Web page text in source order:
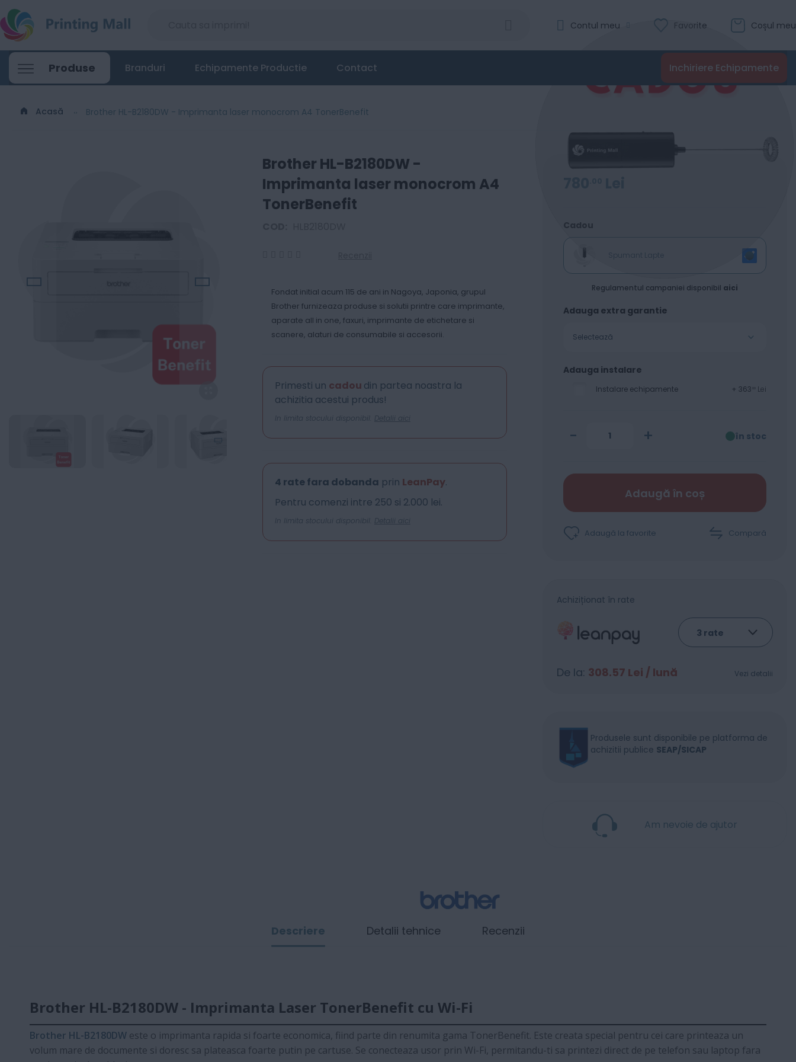
Coșul meu
Favorite
Contul meu
Produse Inchiriere Echipamente
Branduri Echipamente Productie Contact
Acasă Brother HL-B2180DW - Imprimanta laser monocrom A4 TonerBenefit
Brother HL-B2180DW -
Imprimanta laser monocrom A4
TonerBenefit
Fondat initial acum 115 de ani in Nagoya, Japonia, grupul
Brother furnizeaza produse si solutii printre care imprimante,
aparate all in one, faxuri, imprimante de etichetare si
scanere, alaturi de consumabile si accesorii.
Primesti un cadou din partea noastra la
achizitia acestui produs!
In limita stocului disponibil. Detalii aici
4 rate fara dobanda prin LeanPay.
Pentru comenzi intre 250 si 2.000 lei.
In limita stocului disponibil. Detalii aici
Cadou
Regulamentul campaniei disponibil aici
Adauga extra garantie
Selectează
Adauga instalare
Instalare echipamente + 363 Lei
- + în stoc
Adaugă în coș
Adaugă la favorite Compară
Achiziționat în rate
De la: 308.57 Lei / lună Vezi detalii
Produsele sunt disponibile pe platforma de
achizitii publice SEAP/SICAP
Am nevoie de ajutor
Brother HL-B2180DW - Imprimanta laser monocrom A4 TonerBenefit
Evaluare:
0
% of 100
Recenzii
780 00Lei Adaugă în coș
Descriere
Brother HL-B2180DW - Imprimanta Laser TonerBenefit cu Wi-Fi
Brother HL-B2180DW este o imprimanta rapida si foarte economica, fiind parte din renumita gama TonerBenefit. Este creata special pentru cei care printeaza un
volum mare de documente si doresc sa plateasca foarte putin pe cartuse. Se conecteaza usor prin Wi-Fi, permitandu-ti sa printezi direct de pe telefon sau laptop fara
Detalii tehnice Recenzii